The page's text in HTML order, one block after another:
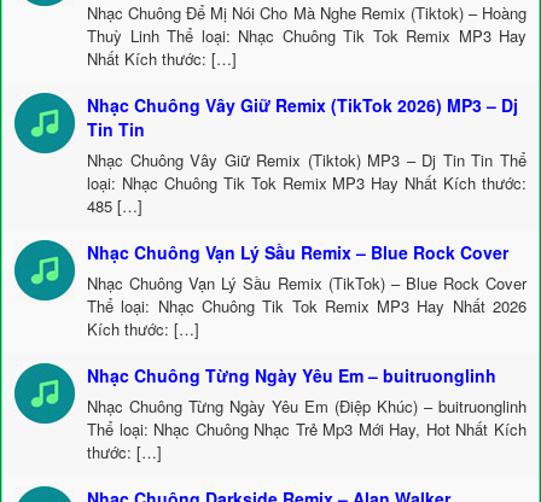
Nhạc Chuông Để Mị Nói Cho Mà Nghe Remix (Tiktok) – Hoàng
Thuỳ Linh Thể loại: Nhạc Chuông Tik Tok Remix MP3 Hay
Nhất Kích thước: […]
Nhạc Chuông Vây Giữ Remix (TikTok 2026) MP3 – Dj
Tin Tin
Nhạc Chuông Vây Giữ Remix (Tiktok) MP3 – Dj Tin Tin Thể
loại: Nhạc Chuông Tik Tok Remix MP3 Hay Nhất Kích thước:
485 […]
Nhạc Chuông Vạn Lý Sầu Remix – Blue Rock Cover
Nhạc Chuông Vạn Lý Sầu Remix (TikTok) – Blue Rock Cover
Thể loại: Nhạc Chuông Tik Tok Remix MP3 Hay Nhất 2026
Kích thước: […]
Nhạc Chuông Từng Ngày Yêu Em – buitruonglinh
Nhạc Chuông Từng Ngày Yêu Em (Điệp Khúc) – buitruonglinh
Thể loại: Nhạc Chuông Nhạc Trẻ Mp3 Mới Hay, Hot Nhất Kích
thước: […]